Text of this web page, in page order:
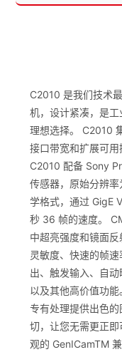
C2010 是我们技术
机，设计紧凑，是
理想选择。 C2010
接口带宽和扩展可用
C2010 配备 Sony
传感器，原始分辨
学格式，通过 GigE
秒 36 帧的速度。
中超亮强度和镜面
灵敏度、快速的帧
出、触发输入、自
以及其他高价值功
专有处理提供出色
切，让您无需更正
观的 GenICamTM